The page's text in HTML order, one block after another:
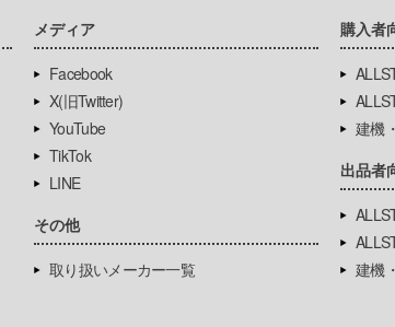
メディア
Facebook
X(旧Twitter)
YouTube
TikTok
LINE
その他
取り扱いメーカー一覧
購入者
建機
出品者
建機